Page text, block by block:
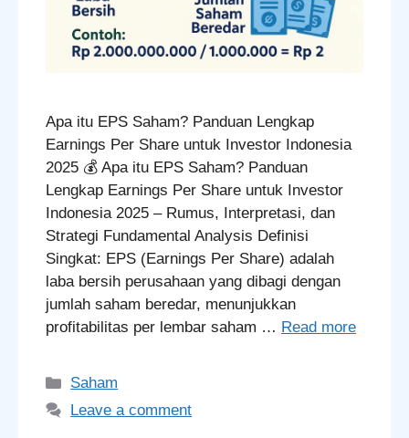
Apa itu EPS Saham? Panduan Lengkap
Earnings Per Share untuk Investor Indonesia
2025 💰 Apa itu EPS Saham? Panduan
Lengkap Earnings Per Share untuk Investor
Indonesia 2025 – Rumus, Interpretasi, dan
Strategi Fundamental Analysis Definisi
Singkat: EPS (Earnings Per Share) adalah
laba bersih perusahaan yang dibagi dengan
jumlah saham beredar, menunjukkan
profitabilitas per lembar saham … Read more
Categories
Saham
Leave a comment